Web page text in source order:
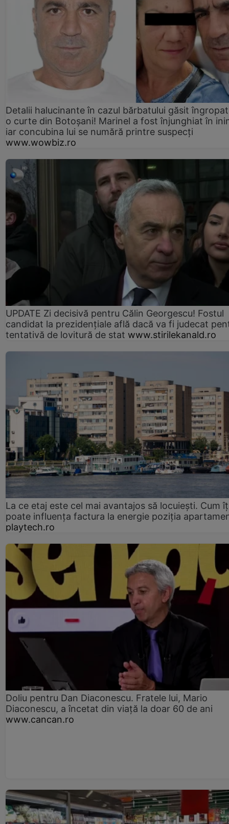
Detalii halucinante în cazul bărbatului găsit
o curte din Botoșani! Marinel a fost înjunghiat în
iar concubina lui se numără printre suspecți
www.wowbiz.ro
UPDATE Zi decisivă pentru Călin Georgescu! Fostul
candidat la prezidențiale află dacă va fi judecat
tentativă de lovitură de stat www.stirilekanald.ro
La ce etaj este cel mai avantajos să locuiești. Cum
poate influența factura la energie poziția
playtech.ro
Doliu pentru Dan Diaconescu. Fratele lui, Mario
Diaconescu, a încetat din viață la doar 60 de ani
www.cancan.ro